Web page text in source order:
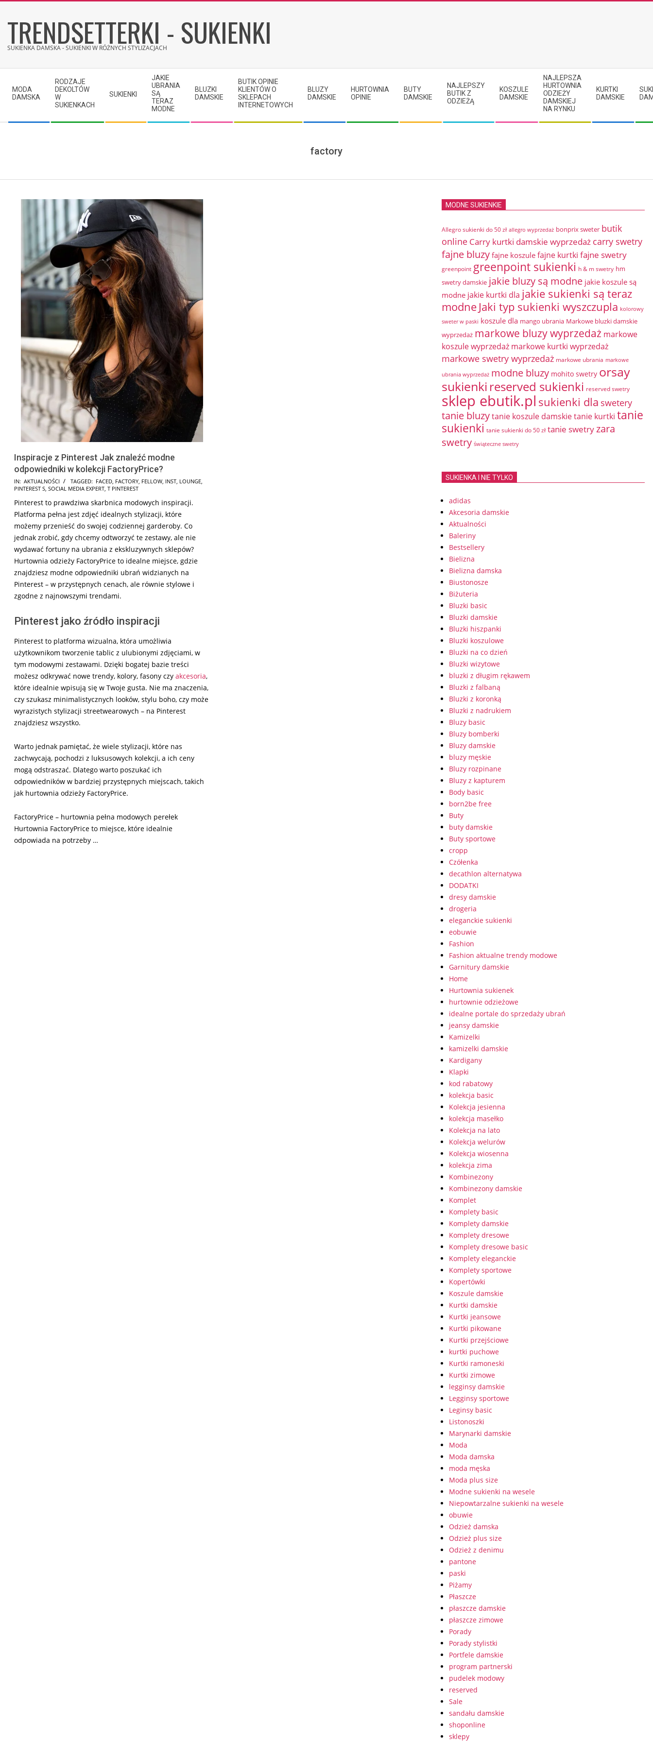
content
TRENDSETTERKI - SUKIENKI
SUKIENKA DAMSKA - SUKIENKI W RÓŻNYCH STYLIZACJACH
Navigation
Menu
MODA
DAMSKA
RODZAJE
DEKOLTÓW
W
SUKIENKACH
SUKIENKI
JAKIE
UBRANIA
SĄ
TERAZ
MODNE
BLUZKI
DAMSKIE
BUTIK OPINIE
KLIENTÓW O
SKLEPACH
INTERNETOWYCH
BLUZY
DAMSKIE
HURTOWNIA
OPINIE
BUTY
DAMSKIE
NAJLEPSZY
BUTIK Z
ODZIEŻĄ
KOSZULE
DAMSKIE
NAJLEPSZA
HURTOWNIA
ODZIEŻY
DAMSKIEJ
NA RYNKU
KURTKI
DAMSKIE
factory
Inspiracje z Pinterest Jak znaleźć modne
odpowiedniki w kolekcji FactoryPrice?
2025-
01-
07
IN: AKTUALNOŚCI TAGGED: FACED, FACTORY, FELLOW, INST, LOUNGE,
PINTEREST S, SOCIAL MEDIA EXPERT, T PINTEREST
Pinterest to prawdziwa skarbnica modowych inspiracji.
Platforma pełna jest zdjęć idealnych stylizacji, które
możemy przenieść do swojej codziennej garderoby. Co
jednak zrobić, gdy chcemy odtworzyć te zestawy, ale nie
wydawać fortuny na ubrania z ekskluzywnych sklepów?
Hurtownia odzieży FactoryPrice to idealne miejsce, gdzie
znajdziesz modne odpowiedniki ubrań widzianych na
Pinterest – w przystępnych cenach, ale równie stylowe i
zgodne z najnowszymi trendami.
Pinterest jako źródło inspiracji
Pinterest to platforma wizualna, która umożliwia
użytkownikom tworzenie tablic z ulubionymi zdjęciami, w
tym modowymi zestawami. Dzięki bogatej bazie treści
możesz odkrywać nowe trendy, kolory, fasony czy akcesoria,
które idealnie wpisują się w Twoje gusta. Nie ma znaczenia,
czy szukasz minimalistycznych looków, stylu boho, czy może
wyrazistych stylizacji streetwearowych – na Pinterest
znajdziesz wszystko.
Warto jednak pamiętać, że wiele stylizacji, które nas
zachwycają, pochodzi z luksusowych kolekcji, a ich ceny
mogą odstraszać. Dlatego warto poszukać ich
odpowiedników w bardziej przystępnych miejscach, takich
jak hurtownia odzieży FactoryPrice.
FactoryPrice – hurtownia pełna modowych perełek
Hurtownia FactoryPrice to miejsce, które idealnie
odpowiada na potrzeby …
MODNE SUKIENKIE
Allegro sukienki do 50 zł allegro wyprzedaż bonprix sweter butik
online Carry kurtki damskie wyprzedaż carry swetry
fajne bluzy fajne koszule fajne kurtki fajne swetry
greenpoint greenpoint sukienki h & m swetry hm
swetry damskie jakie bluzy są modne jakie koszule są
modne jakie kurtki dla jakie sukienki są teraz
modneJaki typ sukienki wyszczupla kolorowy
sweter w paski koszule dla mango ubrania Markowe bluzki damskie
wyprzedaż markowe bluzy wyprzedaż markowe
koszule wyprzedaż markowe kurtki wyprzedaż
markowe swetry wyprzedaż markowe ubrania markowe
ubrania wyprzedaż modne bluzy mohito swetry orsay
sukienki reserved sukienki reserved swetry
sklep ebutik.pl sukienki dla swetery
tanie bluzytanie koszule damskietanie kurtki tanie
sukienki tanie sukienki do 50 zł tanie swetryzara
swetry świąteczne swetry
SUKIENKA I NIE TYLKO
adidas
Akcesoria damskie
Aktualności
Baleriny
Bestsellery
Bielizna
Bielizna damska
Biustonosze
Biżuteria
Bluzki basic
Bluzki damskie
Bluzki hiszpanki
Bluzki koszulowe
Bluzki na co dzień
Bluzki wizytowe
bluzki z długim rękawem
Bluzki z falbaną
Bluzki z koronką
Bluzki z nadrukiem
Bluzy basic
Bluzy bomberki
Bluzy damskie
bluzy męskie
Bluzy rozpinane
Bluzy z kapturem
Body basic
born2be free
Buty
buty damskie
Buty sportowe
cropp
Czółenka
decathlon alternatywa
DODATKI
dresy damskie
drogeria
eleganckie sukienki
eobuwie
Fashion
Fashion aktualne trendy modowe
Garnitury damskie
Home
Hurtownia sukienek
hurtownie odzieżowe
idealne portale do sprzedaży ubrań
jeansy damskie
Kamizelki
kamizelki damskie
Kardigany
Klapki
kod rabatowy
kolekcja basic
Kolekcja jesienna
kolekcja masełko
Kolekcja na lato
Kolekcja welurów
Kolekcja wiosenna
kolekcja zima
Kombinezony
Kombinezony damskie
Komplet
Komplety basic
Komplety damskie
Komplety dresowe
Komplety dresowe basic
Komplety eleganckie
Komplety sportowe
Kopertówki
Koszule damskie
Kurtki damskie
Kurtki jeansowe
Kurtki pikowane
Kurtki przejściowe
kurtki puchowe
Kurtki ramoneski
Kurtki zimowe
legginsy damskie
Legginsy sportowe
Leginsy basic
Listonoszki
Marynarki damskie
Moda
Moda damska
moda męska
Moda plus size
Modne sukienki na wesele
Niepowtarzalne sukienki na wesele
obuwie
Odzież damska
Odzież plus size
Odzież z denimu
pantone
paski
Piżamy
Płaszcze
płaszcze damskie
płaszcze zimowe
Porady
Porady stylistki
Portfele damskie
program partnerski
pudelek modowy
reserved
Sale
sandału damskie
shoponline
sklepy